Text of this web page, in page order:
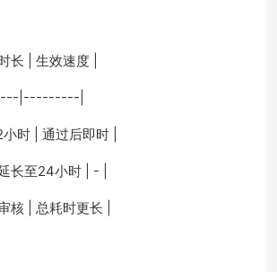
长 | 生效速度 |
|---------|
时 | 通过后即时 |
长至24小时 | - |
核 | 总耗时更长 |